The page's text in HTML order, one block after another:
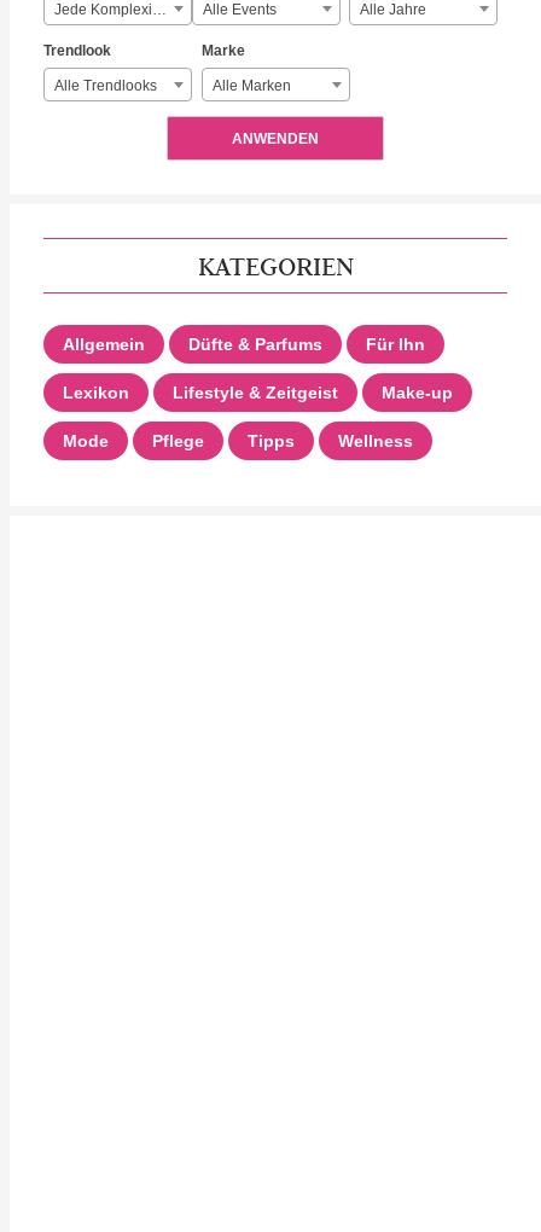
Jede Komplexität Alle Events Alle Jahre
Trendlook
Alle Trendlooks
Marke
Alle Marken
ANWENDEN
KATEGORIEN
Allgemein Düfte & Parfums Für Ihn
Lexikon Lifestyle & Zeitgeist Make-up
Mode Pflege Tipps Wellness